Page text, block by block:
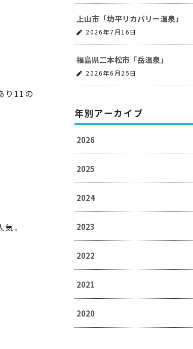
り11の
。
上山市「坊平リカバリー温泉」
2026年7月16日
福島県二本松市「岳温泉」
2026年6月25日
年別アーカイブ
2026
2025
2024
2023
2022
2021
2020